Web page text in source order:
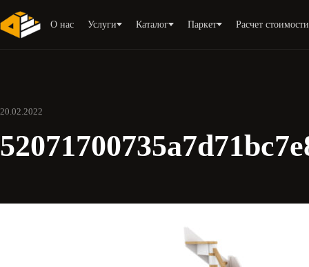
О нас Услуги Каталог Паркет Расчет стоимости
20.02.2022